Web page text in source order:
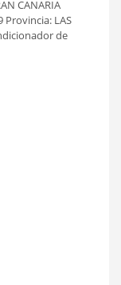
CANARIA
Provincia: LAS
de